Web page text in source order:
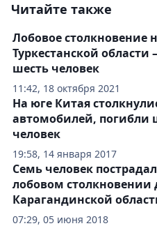
Читайте также
11:42, 18 октября 2021
Лобовое столкновение
Туркестанской области
шесть человек
19:58, 14 января 2017
На юге Китая
автомобилей, погибли
человек
07:29, 05 июня 2018
Семь человек
лобовом столкновении
Карагандинской